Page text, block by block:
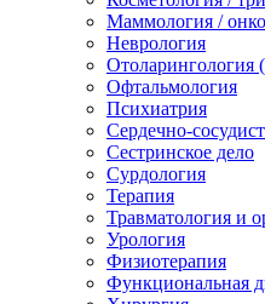
Маммология /
Неврология
Офтальмология
Психиатрия
Сердечно-
Сестринское дело
Сурдология
Терапия
Травматология и
Урология
Физиотерапия
Функциональная